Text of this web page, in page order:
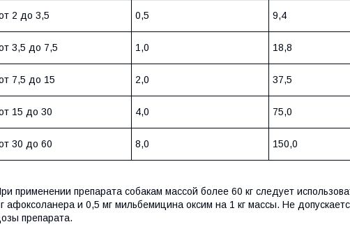
2 до 3,5 0,5 9,4
3,5 до 7,5 1,0 18,8
7,5 до 15 2,0 37,5
15 до 30 4,0 75,0
30 до 60 8,0 150,0
применении препарата собакам массой более 60 кг следует
афоксоланера и 0,5 мг мильбемицина оксим на 1 кг массы. Не
препарата.